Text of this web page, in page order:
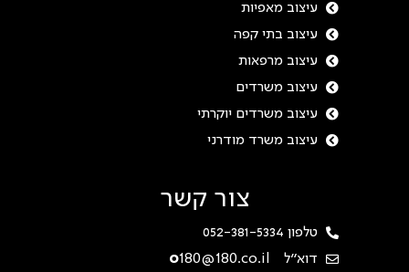
עיצוב מאפיות
עיצוב בתי קפה
עיצוב מרפאות
עיצוב משרדים
עיצוב משרדים יוקרתי
עיצוב משרד מודרני
צור קשר
טלפון 052-381-5334
דוא"ל
o180@180.co.il